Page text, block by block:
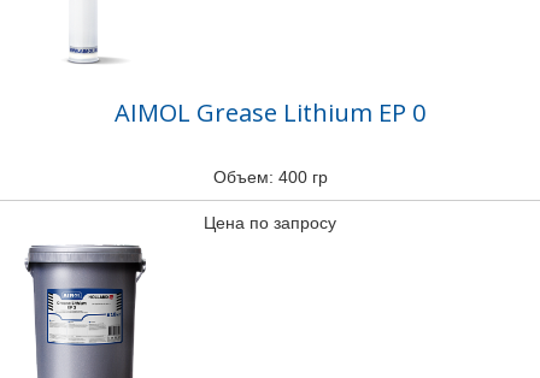
AIMOL Grease Lithium EP 0
Объем: 400 гр
Цена по запросу